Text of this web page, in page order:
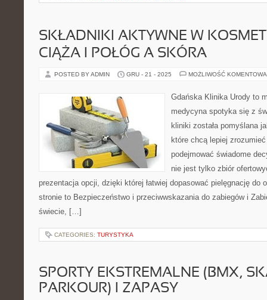
SKŁADNIKI AKTYWNE W
CIĄŻA I POŁÓG A SKÓRA
POSTED BY ADMIN GRU - 21 - 2025 MOŻLIWOŚĆ
Gdańska Klinika Urody to
medycyna spotyka się z
kliniki została pomyślana
które chcą lepiej
podejmować świadome
nie jest tylko zbiór
prezentacja opcji, dzięki której łatwiej dopasować pielęgnację do
stronie to Bezpieczeństwo i przeciwwskazania do zabiegów i
świecie, […]
CATEGORIES: TURYSTYKA
SPORTY EKSTREMALNE (BMX,
PARKOUR) I ZAPASY